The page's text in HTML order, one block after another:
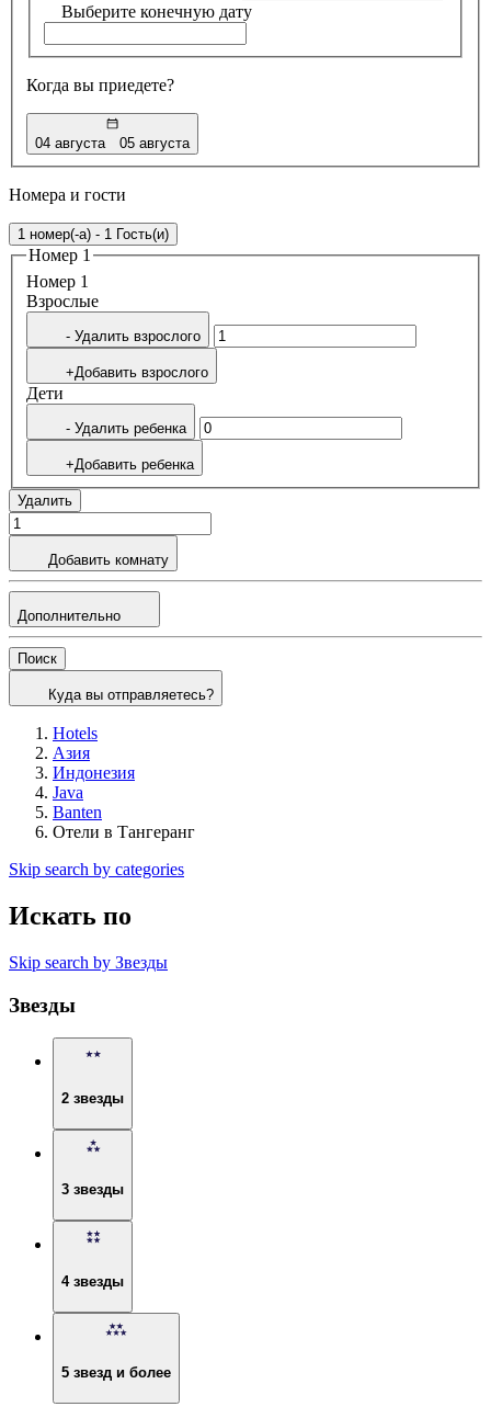
Выберите конечную дату
Когда вы приедете?
04 августа 05 августа
Номера и гости
1 номер(-а) - 1 Гость(и)
Номер 1
Номер 1
Bзрослые
- Удалить взрослого
+Добавить взрослого
Дети
- Удалить ребенка
+Добавить ребенка
Удалить
Добавить комнату
Дополнительно
Поиск
Куда вы отправляетесь?
Hotels
Азия
Индонезия
Java
Banten
Отели в Тангеранг
Skip search by categories
Искать по
Skip search by Звезды
Звезды
2 звезды
3 звезды
4 звезды
5 звезд и более